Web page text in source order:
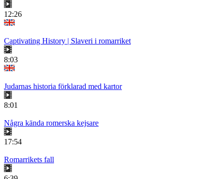
12:26
Captivating History | Slaveri i romarriket
8:03
Judarnas historia förklarad med kartor
8:01
Några kända romerska kejsare
17:54
Romarrikets fall